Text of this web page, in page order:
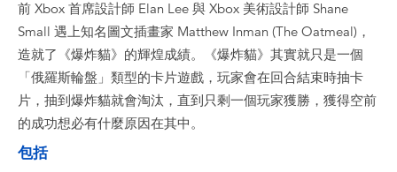
前 Xbox 首席設計師 Elan Lee 與 Xbox 美術設計師 Shane
Small 遇上知名圖文插畫家 Matthew Inman (The Oatmeal)，
造就了《爆炸貓》的輝煌成績。《爆炸貓》其實就只是一個
「俄羅斯輪盤」類型的卡片遊戲，玩家會在回合結束時抽卡
片，抽到爆炸貓就會淘汰，直到只剩一個玩家獲勝，獲得空前
的成功想必有什麼原因在其中。
包括